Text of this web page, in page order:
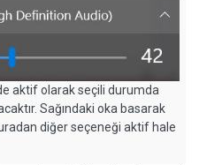
aktif olarak seçili durumda
Sağındaki oka basarak
diğer seçeneği aktif hale